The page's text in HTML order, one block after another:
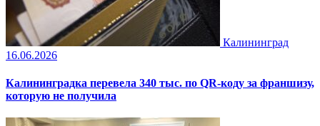
Калининград
16.06.2026
Калининградка перевела 340 тыс. по QR-коду за франшизу,
которую не получила